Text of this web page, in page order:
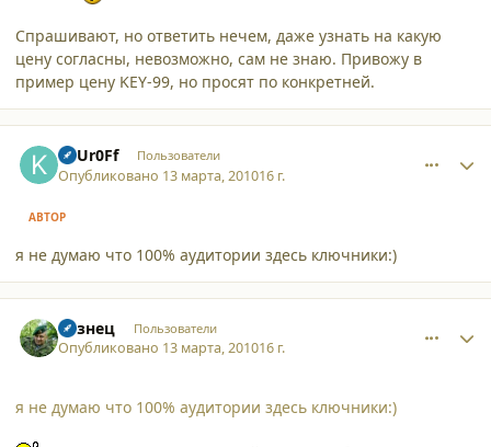
Спрашивают, но ответить нечем, даже узнать на какую
цену согласны, невозможно, сам не знаю. Привожу в
пример цену KEY-99, но просят по конкретней.
KaUr0Ff Пользователи
Опубликовано 13 марта, 201016 г.
АВТОР
я не думаю что 100% аудитории здесь ключники:)
Кузнец Пользователи
Опубликовано 13 марта, 201016 г.
я не думаю что 100% аудитории здесь ключники:)